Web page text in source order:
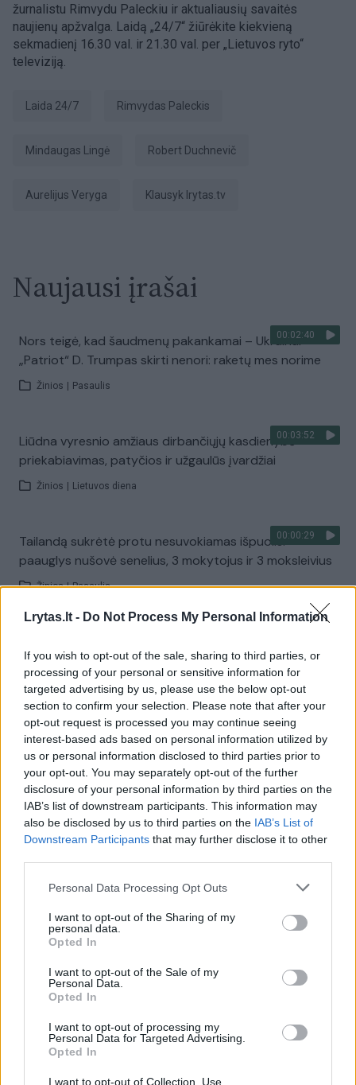
Lrytas.lt - Do Not Process My Personal Information
If you wish to opt-out of the sale, sharing to third parties, or
processing of your personal or sensitive information for
targeted advertising by us, please use the below opt-out
section to confirm your selection. Please note that after your
opt-out request is processed you may continue seeing
interest-based ads based on personal information utilized by
us or personal information disclosed to third parties prior to
your opt-out. You may separately opt-out of the further
disclosure of your personal information by third parties on the
IAB’s list of downstream participants. This information may
also be disclosed by us to third parties on the IAB’s List of
Downstream Participants that may further disclose it to other
Personal Data Processing Opt Outs
I want to opt-out of the Sharing of my
personal data.
Opted In
I want to opt-out of the Sale of my
Personal Data.
Opted In
I want to opt-out of processing my
Personal Data for Targeted Advertising.
Opted In
I want to opt-out of Collection, Use,
žurnalistu Rimvydu Paleckiu ir aktualiausių savaitės
naujienų apžvalga. Laidą „24/7“ žiūrėkite kiekvieną
sekmadienį 16.30 val. ir 21.30 val. per „Lietuvos ryto“
televiziją.
Laida 24/7 Rimvydas Paleckis
Mindaugas Lingė Robert Duchnevič
Aurelijus Veryga Klausyk lrytas.tv
Naujausi įrašai
00:02:40
Nors teigė, kad šaudmenų pakankamai – Ukrainai
„Patriot“ D. Trumpas skirti nenori: raketų mes norime
Žinios Pasaulis
00:03:52
Liūdna vyresnio amžiaus dirbančiųjų kasdienybė –
priekabiavimas, patyčios ir užgaulūs įvardžiai
Žinios Lietuvos diena
00:00:29
Tailandą sukrėtė protu nesuvokiamas išpuolis:
paauglys nušovė senelius, 3 mokytojus ir 3 moksleivius
Žinios | Pasaulis
apgynė čempionų vardą
Žinios Lietuvos diena
Visi įrašai
Žiūrimiausi įrašai
00:00:30
vaiko gyvybių išgelbėti nepavyko
Žinios | Lietuvos diena
Savaitės vidurys nusimato karštas: temperatūra kils iki
32 laipsnių šilumos